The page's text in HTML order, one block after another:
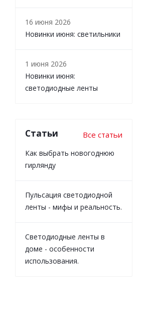
16 июня 2026
Новинки июня: светильники
1 июня 2026
Новинки июня:
светодиодные ленты
Статьи Все статьи
Как выбрать новогоднюю
гирлянду
Пульсация светодиодной
ленты - мифы и реальность.
Светодиодные ленты в
доме - особенности
использования.